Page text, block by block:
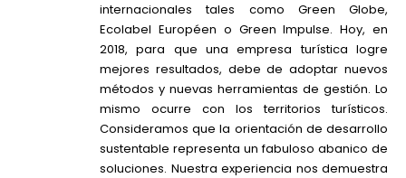
internacionales tales como Green Globe,
Ecolabel Européen o Green Impulse. Hoy, en
2018, para que una empresa turística logre
mejores resultados, debe de adoptar nuevos
métodos y nuevas herramientas de gestión. Lo
mismo ocurre con los territorios turísticos.
Consideramos que la orientación de desarrollo
sustentable representa un fabuloso abanico de
soluciones. Nuestra experiencia nos demuestra